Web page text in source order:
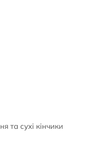
та сухі кінчики